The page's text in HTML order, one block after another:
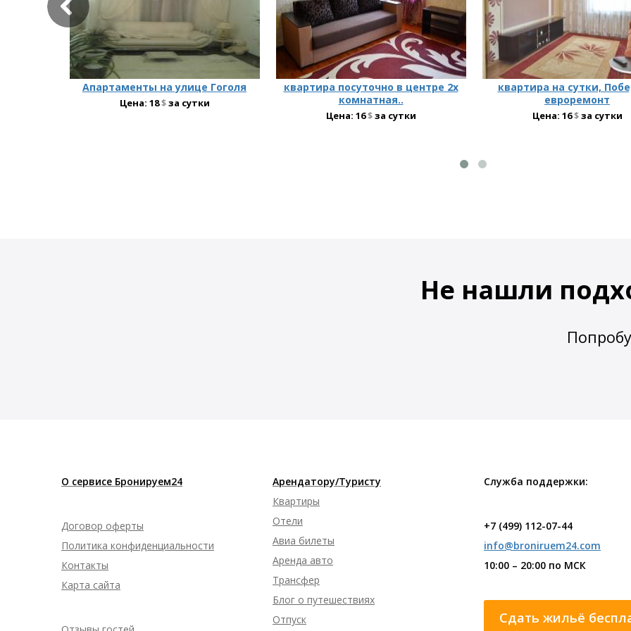
Апартаменты на улице Гоголя
Цена: 18$за сутки
квартира посуточно в центре 2х
комнатная..
Цена: 16$за сутки
квартира на сутки,
евроремонт
Цена: 16$за сутки
Не нашли
О сервисе Бронируем24
Договор оферты
Политика конфиденциальности
Контакты
Карта сайта
Арендатору/Туристу
Квартиры
Отели
Авиа билеты
Аренда авто
Трансфер
Блог о путешествиях
Отпуск
Служба поддержки:
+7 (499) 112-07-44
info@broniruem24.com
10:00 – 20:00 по МСК
Сдать жильё